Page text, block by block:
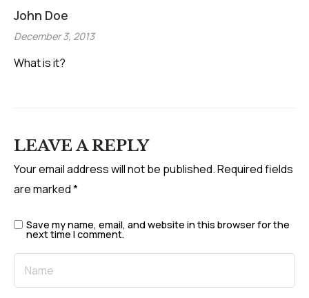
John Doe
December 3, 2013
What is it?
LEAVE A REPLY
Your email address will not be published.Required fields
are marked*
Save my name, email, and website in this browser for the
next time I comment.